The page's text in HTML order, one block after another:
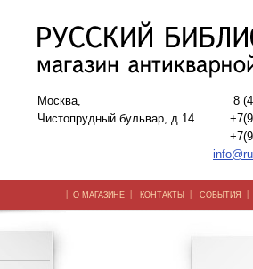
Москва,
Чистопрудный бульвар, д.14
8
| О МАГАЗИНЕ | КОНТАКТЫ | СОБЫТИЯ